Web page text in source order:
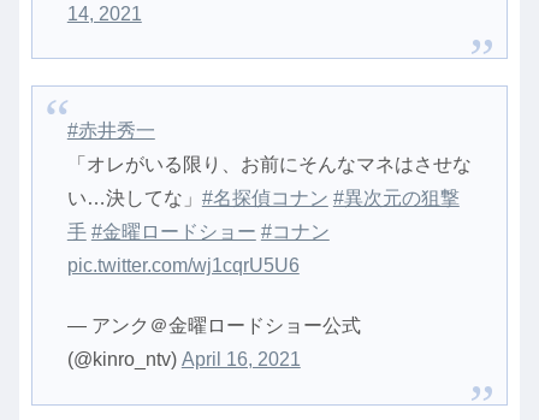
14, 2021
#赤井秀一
「オレがいる限り、お前にそんなマネはさせな
い…決してな」 #名探偵コナン #異次元の狙撃
手 #金曜ロードショー #コナン
pic.twitter.com/wj1cqrU5U6
— アンク＠金曜ロードショー公式
(@kinro_ntv) April 16, 2021